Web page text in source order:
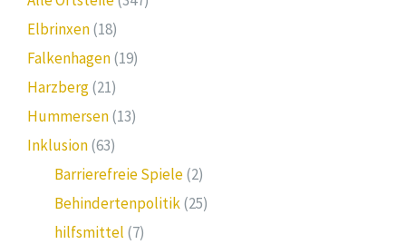
Elbrinxen(18)
Falkenhagen(19)
Harzberg(21)
Hummersen(13)
Inklusion(63)
Barrierefreie Spiele(2)
Behindertenpolitik(25)
hilfsmittel (7)